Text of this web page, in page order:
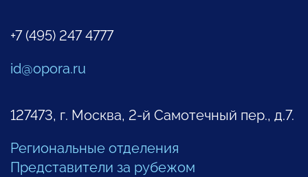
+7 (495) 247 4777
id@opora.ru
127473, г. Москва, 2-й Самотечный пер., д.7.
Региональные отделения
Представители за рубежом